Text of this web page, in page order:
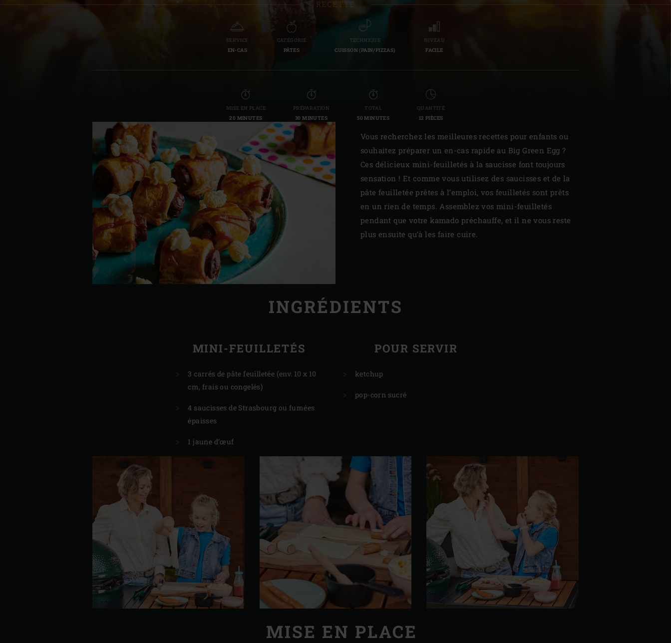
Greece | Ελλάδα
Hungary | Magyarország
Spain | España
Switzerland | Schweiz
Turkey | Türkiye
RECETTE
SERVICE
EN-CAS
CATÉGORIE
PÂTES
TECHNIQUE
CUISSON (PAIN/PIZZAS)
NIVEAU
FACILE
MISE EN PLACE
20 MINUTES
PRÉPARATION
30 MINUTES
TOTAL
50 MINUTES
QUANTITÉ
12 PIÈCES
Vous recherchez les meilleures recettes pour enfants ou
souhaitez préparer un en-cas rapide au Big Green Egg ?
Ces délicieux mini-feuilletés à la saucisse font toujours
sensation ! Et comme vous utilisez des saucisses et de la
pâte feuilletée prêtes à l’emploi, vos feuilletés sont prêts
en un rien de temps. Assemblez vos mini-feuilletés
pendant que votre kamado préchauffe, et il ne vous reste
plus ensuite qu’à les faire cuire.
INGRÉDIENTS
MINI-FEUILLETÉS
3 carrés de pâte feuilletée (env. 10 x 10
cm, frais ou congelés)
4 saucisses de Strasbourg ou fumées
épaisses
1 jaune d’œuf
POUR SERVIR
ketchup
pop-corn sucré
MISE EN PLACE